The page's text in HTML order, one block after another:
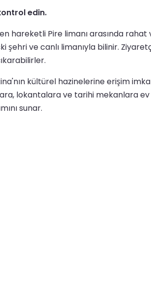
edin.
hareketli Pire limanı arasında rahat
şehri ve canlı limanıyla bilinir.
kültürel hazinelerine erişim
lokantalara ve tarihi mekanlara
sunar.